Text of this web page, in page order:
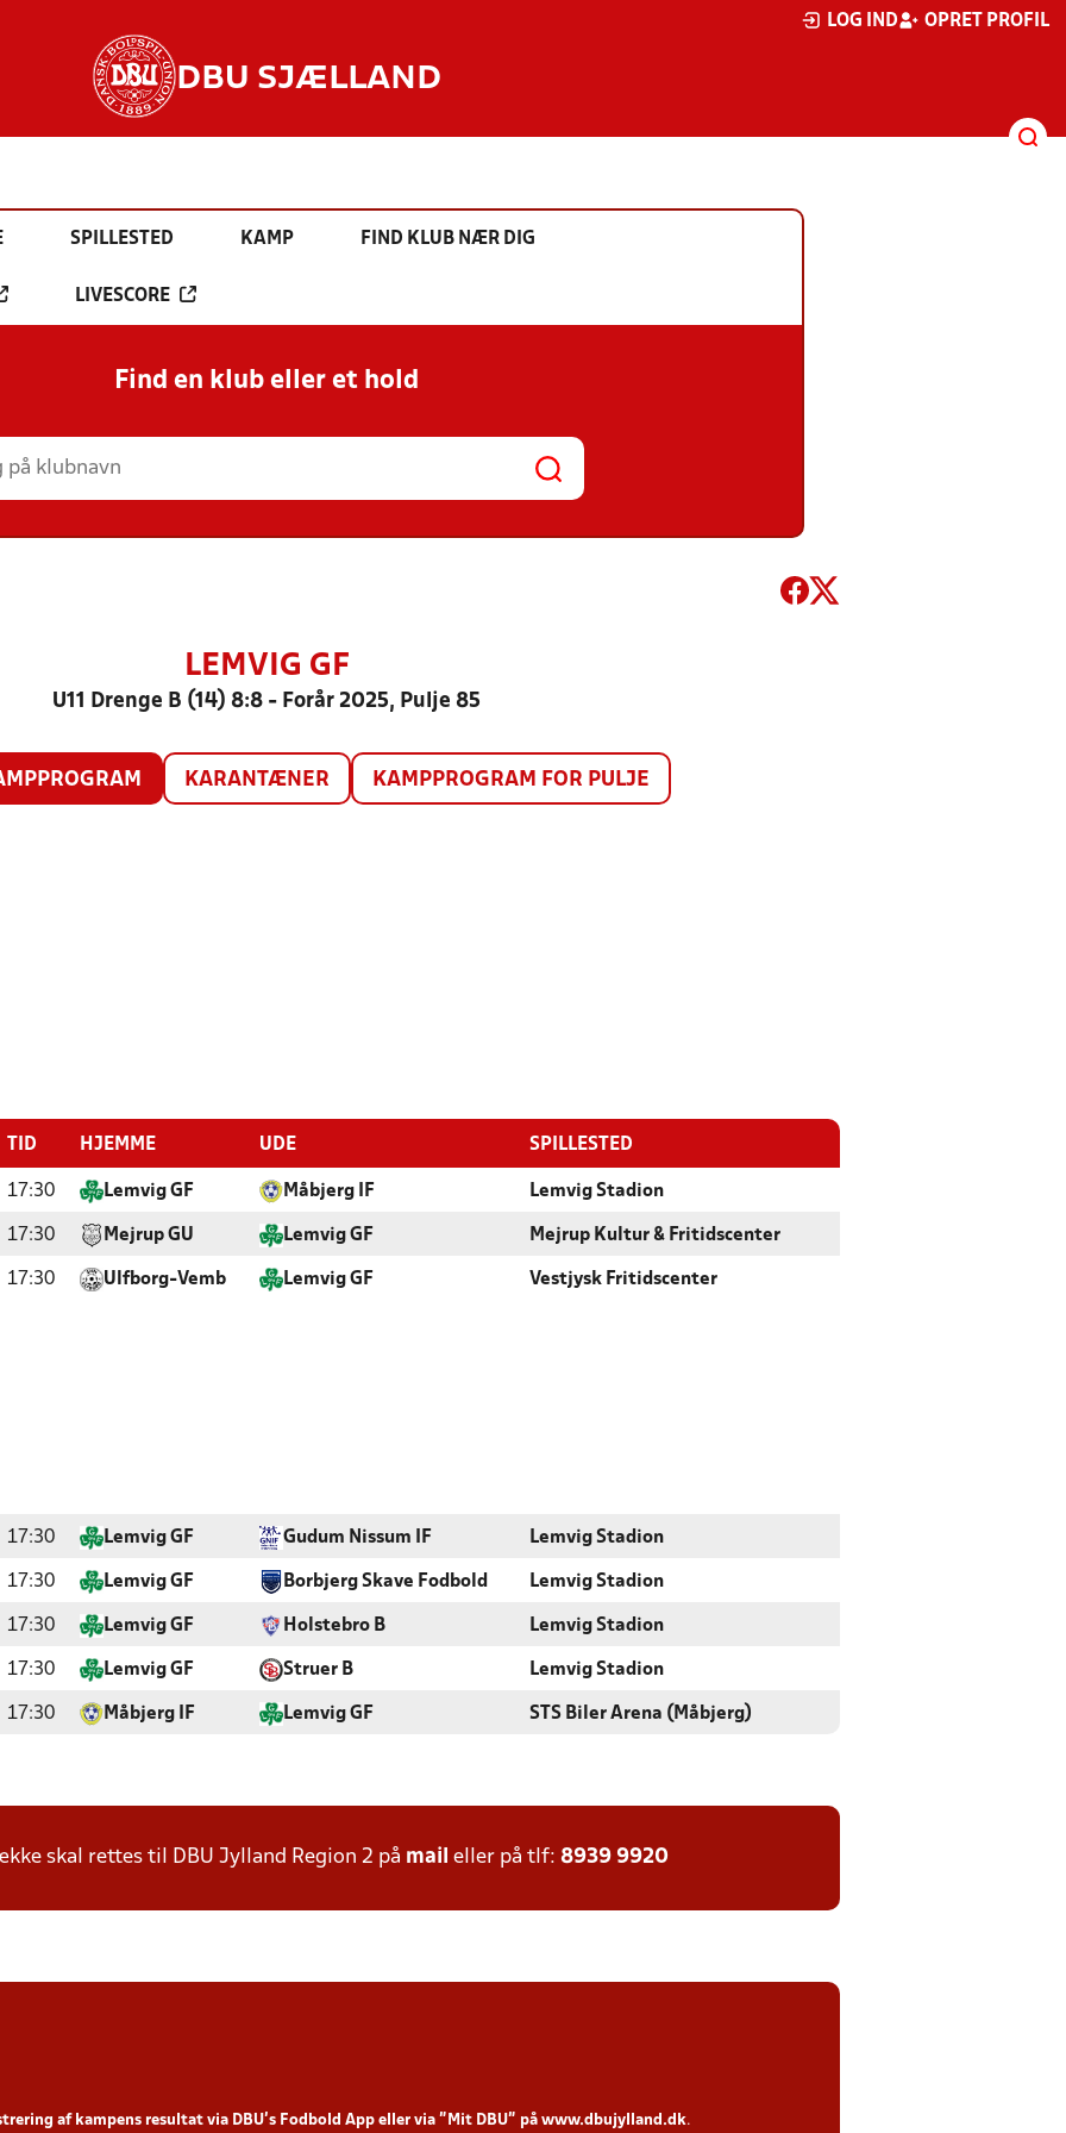
LOG IND OPRET PROFIL
DBU SJÆLLAND
SPILLESTED KAMP FIND KLUB NÆR DIG
LIVESCORE
Find en klub eller et hold
LEMVIG GF
U11 Drenge B (14) 8:8 - Forår 2025, Pulje 85
KARANTÆNER KAMPPROGRAM FOR PULJE
TID HJEMME UDE SPILLESTED
17:30 Lemvig GF Måbjerg IF Lemvig Stadion
17:30 Mejrup GU Lemvig GF Mejrup Kultur & Fritidscenter
17:30 Ulfborg-Vemb Lemvig GF Vestjysk Fritidscenter
17:30 Lemvig GF Gudum Nissum IF Lemvig Stadion
17:30 Lemvig GF Borbjerg Skave Fodbold Lemvig Stadion
17:30 Lemvig GF Holstebro B Lemvig Stadion
17:30 Lemvig GF Struer B Lemvig Stadion
17:30 Måbjerg IF Lemvig GF STS Biler Arena (Måbjerg)
skal rettes til DBU Jylland Region 2 på mail eller på tlf: 8939 9920
af kampens resultat via DBU’s Fodbold App eller via ”Mit DBU” på www.dbujylland.dk.